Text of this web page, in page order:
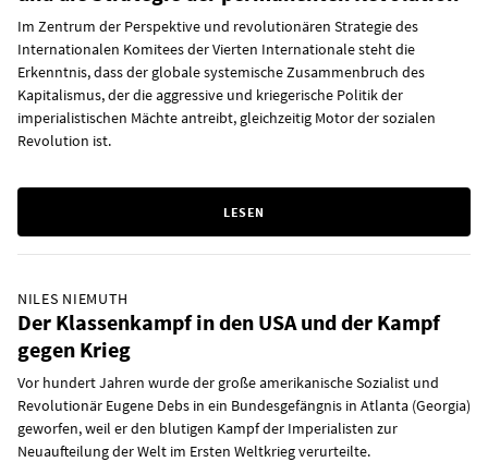
Im Zentrum der Perspektive und revolutionären Strategie des
Internationalen Komitees der Vierten Internationale steht die
Erkenntnis, dass der globale systemische Zusammenbruch des
Kapitalismus, der die aggressive und kriegerische Politik der
imperialistischen Mächte antreibt, gleichzeitig Motor der sozialen
Revolution ist.
LESEN
NILES NIEMUTH
Der Klassenkampf in den USA und der Kampf
gegen Krieg
Vor hundert Jahren wurde der große amerikanische Sozialist und
Revolutionär Eugene Debs in ein Bundesgefängnis in Atlanta (Georgia)
geworfen, weil er den blutigen Kampf der Imperialisten zur
Neuaufteilung der Welt im Ersten Weltkrieg verurteilte.